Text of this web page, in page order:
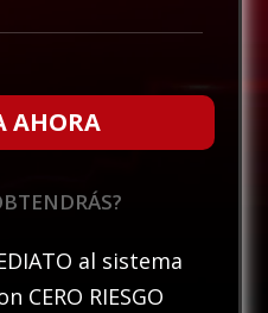
AHORA
al sistema
CERO RIESGO